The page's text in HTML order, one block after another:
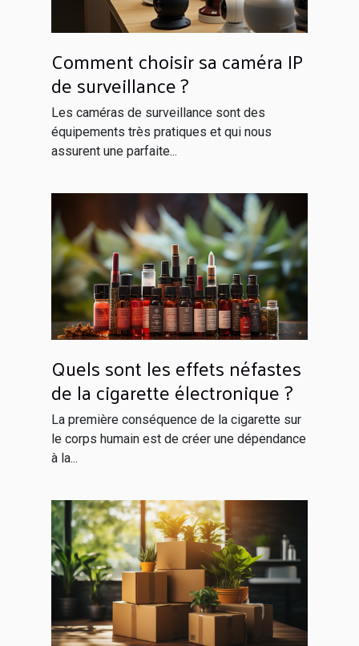
Comment choisir sa caméra IP
de surveillance ?
Les caméras de surveillance sont des
équipements très pratiques et qui nous
assurent une parfaite...
Quels sont les effets néfastes
de la cigarette électronique ?
La première conséquence de la cigarette sur
le corps humain est de créer une dépendance
à la...